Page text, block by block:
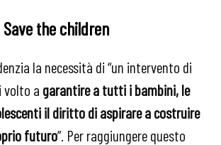
the children
la necessità di “un intervento di
volto a garantire a tutti i bambini, le
il diritto di aspirare a costruire
futuro”. Per raggiungere questo